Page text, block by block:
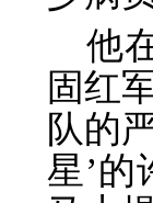
他
固红
队的
星’